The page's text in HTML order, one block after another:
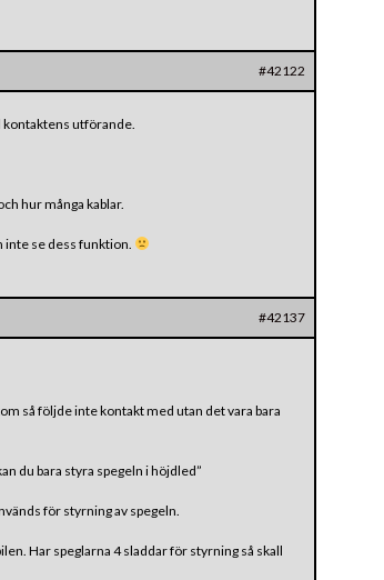
#42122
kontaktens utförande.
hur många kablar.
inte se dess funktion.
#42137
så följde inte kontakt med utan det vara bara
du bara styra spegeln i höjdled”
för styrning av spegeln.
Har speglarna 4 sladdar för styrning så skall